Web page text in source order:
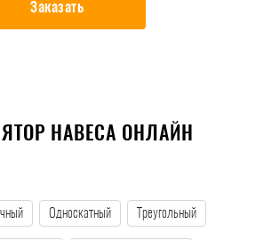
Заказать
НАВЕСА ОНЛАЙН
Односкатный Треугольный